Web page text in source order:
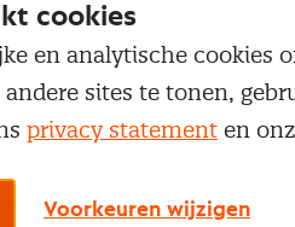
cookies
en analytische
sites te tonen,
privacy statement en
Voorkeuren wijzigen